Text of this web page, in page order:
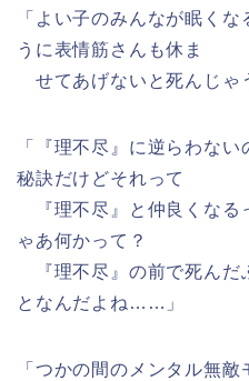
「よい子のみんなが眠く
うに表情筋さんも休ま
せてあげないと死んじゃ
「『理不尽』に逆らわな
秘訣だけどそれって
『理不尽』と仲良くな
ゃあ何かって？
『理不尽』の前で死んだ
となんだよね……」
「つかの間のメンタル無